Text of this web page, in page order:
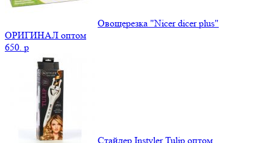
Овощерезка "Nicer dicer plus"
ОРИГИНАЛ оптом
650. p
Стайлер Instyler Tulip оптом